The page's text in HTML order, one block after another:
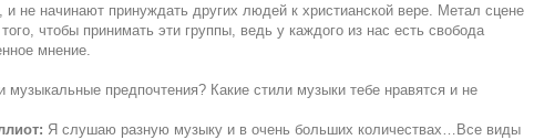
и не начинают принуждать других людей к христианской вере. Метал сцене
чтобы принимать эти группы, ведь у каждого из нас есть свобода
мнение.
музыкальные предпочтения? Какие стили музыки тебе нравятся и не
Я слушаю разную музыку и в очень больших количествах…Все виды